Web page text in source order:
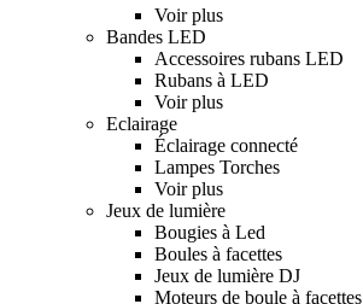
Voir plus
Bandes LED
Accessoires rubans LED
Rubans à LED
Voir plus
Eclairage
Éclairage connecté
Lampes Torches
Voir plus
Jeux de lumière
Bougies à Led
Boules à facettes
Jeux de lumière DJ
Moteurs de boule à facettes